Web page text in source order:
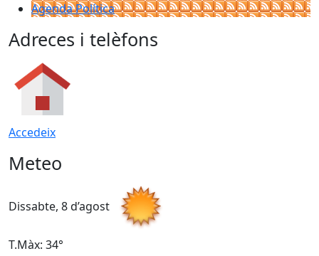
Agenda Política
Adreces i telèfons
Accedeix
Meteo
Dissabte, 8 d’agost
T.Màx: 34°